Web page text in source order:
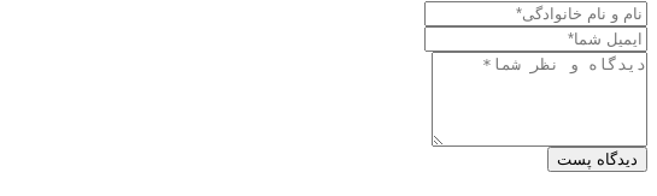
دیدگاه پست